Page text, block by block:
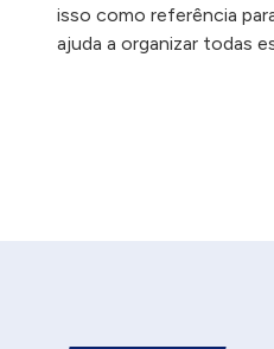
isso como referência
ajuda a organizar todas